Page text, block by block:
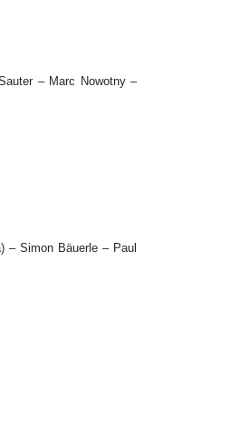
– Marc Nowotny –
– Simon Bäuerle – Paul